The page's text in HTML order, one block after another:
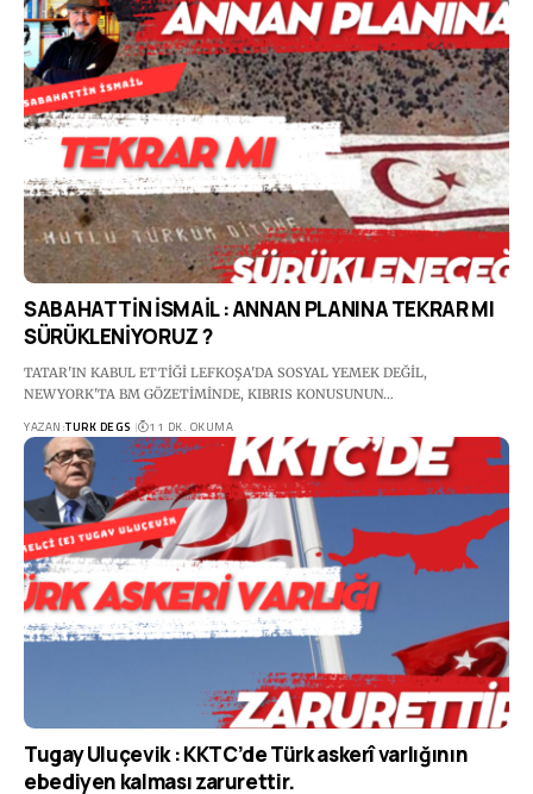
SABAHATTİN İSMAİL : ANNAN PLANINA TEKRAR MI
SÜRÜKLENİYORUZ ?
TATAR'IN KABUL ETTİĞİ LEFKOŞA'DA SOSYAL YEMEK DEĞİL,
NEWYORK'TA BM GÖZETİMİNDE, KIBRIS KONUSUNUN…
YAZAN:TURK DEGS 11 DK. OKUMA
Tugay Uluçevik : KKTC’de Türk askerî varlığının
ebediyen kalması zarurettir.